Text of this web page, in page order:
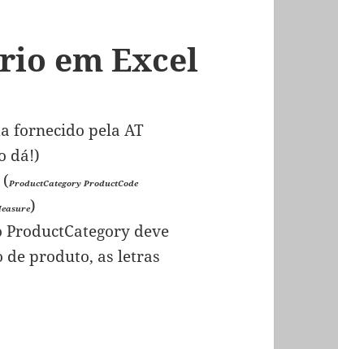
em Excel
fornecido pela AT
dá!)
(ProductCategory ProductCode
)
ProductCategory deve
de produto, as letras